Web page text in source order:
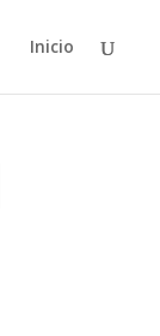
Inicio